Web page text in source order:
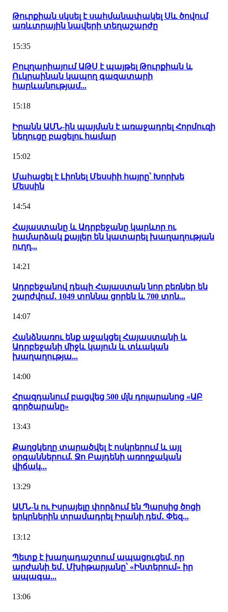
Թուրքիան սկսել է սահմանափակել Սև ծովում
առևտրային նավերի տեղաշարժը
15:35
Բուլղարիայում ԱԹՍ է պայթել Թուրքիան և
Ուկրաինան կապող գազատարի
հարևանությամ...
15:18
Իրանն ԱՄՆ-ին պայման է առաջադրել Հորմուզի
նեղուցը բացելու համար
15:02
Մահացել է Լիոնել Մեսսիի հայրը՝ Խորխե
Մեսսին
14:54
Հայաստանը և Ադրբեջանը կարևոր ու
համարձակ քայլեր են կատարել խաղաղության
ուղղ...
14:21
Ադրբեջանով դեպի Հայաստան նոր բեռներ են
շարժվում․ 1049 տոննա ցորեն և 700 տոն...
14:07
Հանձնառու ենք աջակցել Հայաստանի և
Ադրբեջանի միջև կայուն և տևական
խաղաղությա...
14:00
Հրազդանում բացվեց 500 մլն դոլարանոց «ԱԲ
գործարանը»
13:43
Քաղցկեղը տարածվել է ոսկրերում և այլ
օրգաններում. Ջո Բայդենի առողջական
վիճակ...
13:29
ԱՄՆ-ն ու Իսրայելը փորձում են Պարսից ծոցի
երկրներին տրամադրել Իրանի դեմ․ Փեզ...
13:12
Պետք է խաղադաշտում ապացուցեմ, որ
արժանի եմ․ Մխիթարյանը՝ «Ինտերում» իր
ապագա...
13:06